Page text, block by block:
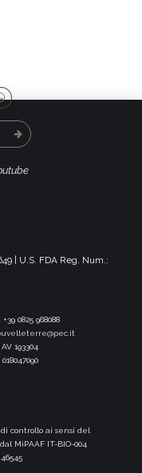
| U.S. FDA Reg. Num.:
0825 968088
193304
controllo ai sensi del
MiPAAF IT-BIO-004